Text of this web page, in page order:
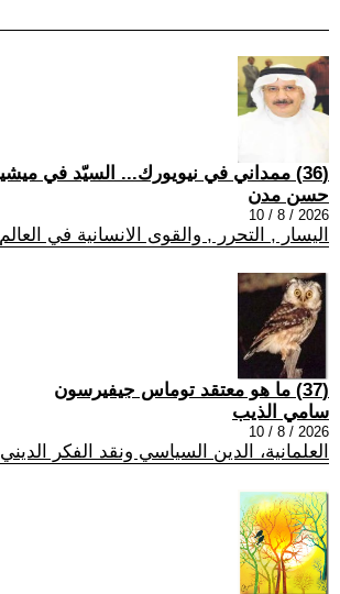
(36) ممداني في نيويورك... السيّد في ميشيغن
حسن مدن
2026 / 8 / 10
اليسار , التحرر , والقوى الانسانية في العالم
(37) ما هو معتقد توماس جيفيرسون
سامي الذيب
2026 / 8 / 10
العلمانية، الدين السياسي ونقد الفكر الديني